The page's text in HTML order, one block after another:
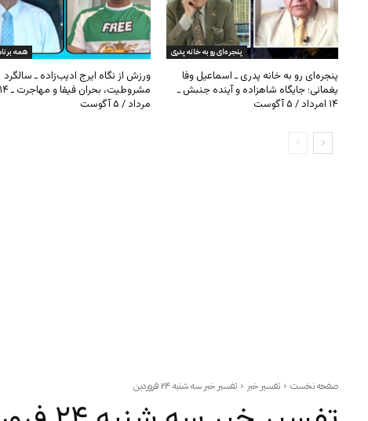
همه
ورزش از نگاه ایرج ادیب‌زاده ـ سالگرد
مشروطیت، بحران فیفا و مهاجرت ـ ۱۴
مرداد / ۵ آگوست
پنجره‌ای رو به خانه پدری
پنجره‌ای رو به خانه پدری ـ اسماعیل وفا
یغمائی؛ جایگاه شاهزاده و آینده جنبش ـ
۱۴ امرداد / ۵ آگوست